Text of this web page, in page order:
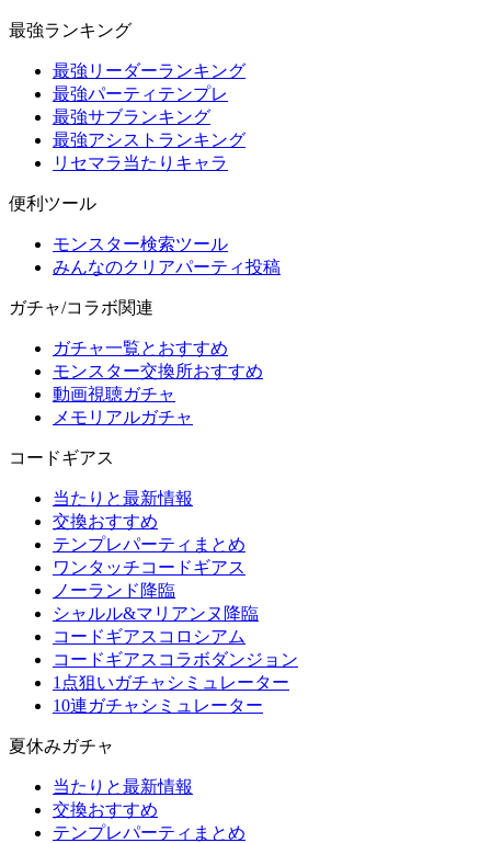
最強ランキング
最強リーダーランキング
最強パーティテンプレ
最強サブランキング
最強アシストランキング
リセマラ当たりキャラ
便利ツール
モンスター検索ツール
みんなのクリアパーティ投稿
ガチャ/コラボ関連
ガチャ一覧とおすすめ
モンスター交換所おすすめ
動画視聴ガチャ
メモリアルガチャ
コードギアス
当たりと最新情報
交換おすすめ
テンプレパーティまとめ
ワンタッチコードギアス
ノーランド降臨
シャルル&マリアンヌ降臨
コードギアスコロシアム
コードギアスコラボダンジョン
1点狙いガチャシミュレーター
10連ガチャシミュレーター
夏休みガチャ
当たりと最新情報
交換おすすめ
テンプレパーティまとめ